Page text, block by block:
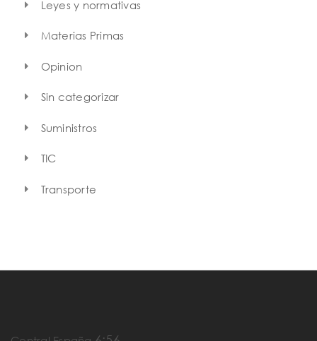
Leyes y normativas
Materias Primas
Opinion
Sin categorizar
Suministros
TIC
Transporte